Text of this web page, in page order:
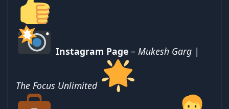
Instagram Page– Mukesh Garg |
The Focus Unlimited